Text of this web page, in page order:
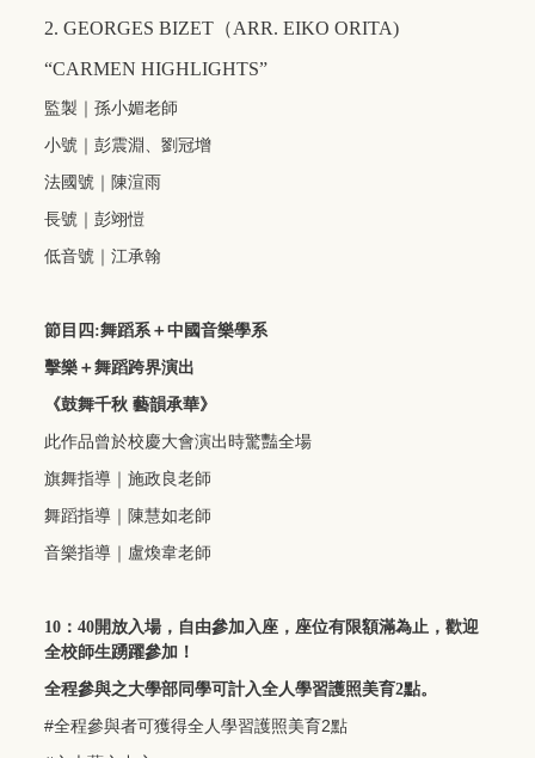
2. GEORGES BIZET （ARR. EIKO ORITA)
“CARMEN HIGHLIGHTS”
監製｜孫小媚老師
小號｜彭震淵、劉冠增
法國號｜陳渲雨
長號｜彭翊愷
低音號｜江承翰
節目四 :舞蹈系＋中國音樂學系
擊樂＋舞蹈跨界演出
《鼓舞千秋 藝韻承華》
此作品曾於校慶大會演出時驚豔全場
旗舞指導｜施政良老師
舞蹈指導｜陳慧如老師
音樂指導｜盧煥韋老師
10 ： 40開放入場，自由參加入座，座位有限額滿為止，歡迎
全校師生踴躍參加！
全程參與之大學部同學可計入全人學習護照美育2點。
#全程參與者可獲得全人學習護照美育2點